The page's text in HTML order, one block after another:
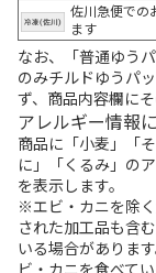
佐川急便での
ます
なお、「普通ゆう
のみチルドゆうパ
ず、商品内容欄に
アレルギー情報
商品に「小麦」「
に」「くるみ」の
を表示します。
※エビ・カニを除
された加工品も含
いる場合がありま
ビ・カニを食べて